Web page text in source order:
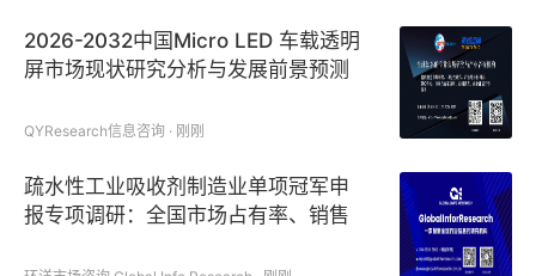
2026-2032中国Micro LED 车载透明
屏市场现状研究分析与发展前景预测
QYResearch信息咨询 · 刚刚
疏水性工业吸收剂制造业单项冠军申
报专项调研：全国市场占有率、销售